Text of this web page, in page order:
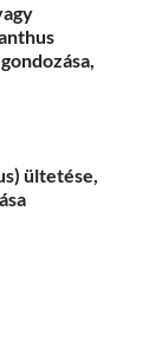
ültetése,